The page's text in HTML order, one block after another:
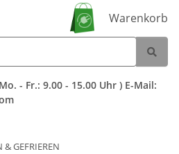
Warenkorb
- Fr.: 9.00 - 15.00 Uhr ) E-Mail:
& GEFRIEREN